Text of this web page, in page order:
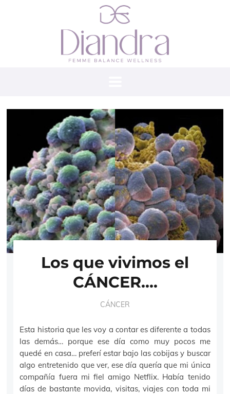
Los que vivimos el
CÁNCER….
CÁNCER
Esta historia que les voy a contar es diferente a todas
las demás… porque ese día como muy pocos me
quedé en casa… preferí estar bajo las cobijas y buscar
algo entretenido que ver, ese día quería que mi única
compañía fuera mi fiel amigo Netflix. Había tenido
días de bastante movida, visitas, viajes con toda mi